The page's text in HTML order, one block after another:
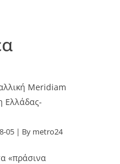
Meridiam
Ελλάδας-
05 By metro24
«πράσινα